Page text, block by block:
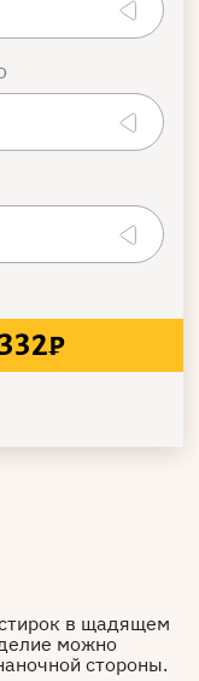
₽
в щадящем
можно
стороны.